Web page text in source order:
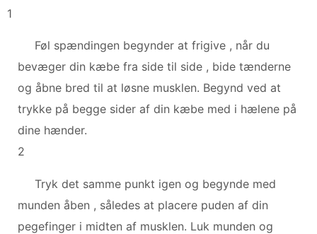
1
Føl spændingen begynder at frigive , når du
bevæger din kæbe fra side til side , bide tænderne
og åbne bred til at løsne musklen. Begynd ved at
trykke på begge sider af din kæbe med i hælene på
dine hænder.
2
Tryk det samme punkt igen og begynde med
munden åben , således at placere puden af ​​din
pegefinger i midten af musklen. Luk munden og